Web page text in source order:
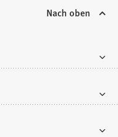
Nach oben